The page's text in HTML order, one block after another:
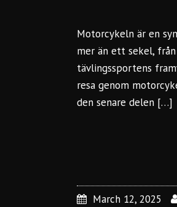
Motorcykeln är en
mer än ett sekel,
tävlingssportens
resa genom
den senare delen […]
March 12, 2025